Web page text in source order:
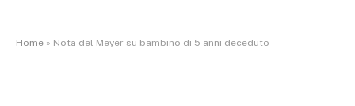
Home » Nota del Meyer su bambino di 5 anni deceduto